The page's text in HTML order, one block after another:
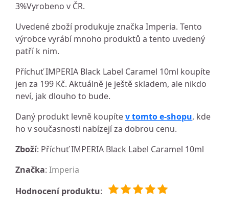
3%Vyrobeno v ČR.
Uvedené zboží produkuje značka Imperia. Tento
výrobce vyrábí mnoho produktů a tento uvedený
patří k nim.
Příchuť IMPERIA Black Label Caramel 10ml koupíte
jen za 199 Kč. Aktuálně je ještě skladem, ale nikdo
neví, jak dlouho to bude.
Daný produkt levně koupítev tomto e-shopu, kde
ho v současnosti nabízejí za dobrou cenu.
Zboží: Příchuť IMPERIA Black Label Caramel 10ml
Značka: Imperia
Hodnocení produktu: